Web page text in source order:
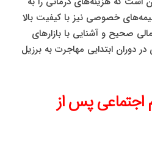
خصوصی نیز با کیفیت بالا
صحیح و آشنایی با بازارهای
دوران ابتدایی مهاجرت به برزیل
اجتماعی پس از